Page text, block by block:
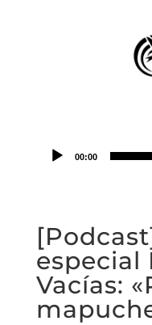
00:00
especial
Vacías: